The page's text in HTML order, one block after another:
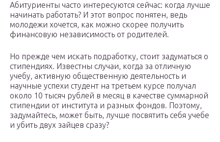
Абитуриенты часто интересуются сейчас: когда лучше
начинать работать? И этот вопрос понятен, ведь
молодежи хочется, как можно скорее получить
финансовую независимость от родителей.
Но прежде чем искать подработку, стоит задуматься о
стипендиях. Известны случаи, когда за отличную
учебу, активную общественную деятельность и
научные успехи студент на третьем курсе получал
около 10 тысяч рублей в месяц в качестве суммарной
стипендии от института и разных фондов. Поэтому,
задумайтесь, может быть, лучше посвятить себя учебе
и убить двух зайцев сразу?